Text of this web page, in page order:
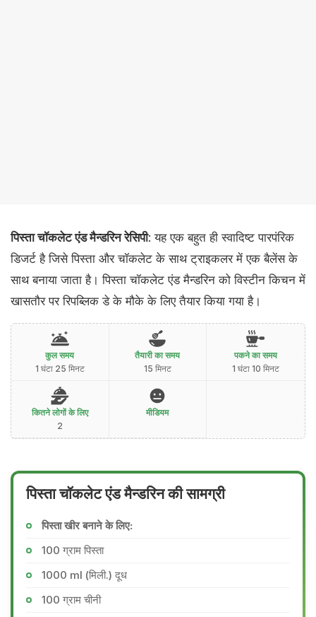
पिस्ता चॉकलेट एंड मैन्डरिन रेसिपी: यह एक बहुत ही स्वादिष्ट पारपंरिक
डिजर्ट है जिसे पिस्ता और चॉकलेट के साथ ट्राइकलर में एक बैलेंस के
साथ बनाया जाता है। पिस्ता चॉकलेट एंड मैन्डरिन को विस्टीन किचन में
खासतौर पर रिपब्लिक डे के मौके के लिए तैयार किया गया है।
कुल समय
1 घंटा 25 मिनट
तैयारी का समय
15 मिनट
पकने का समय
1 घंटा 10 मिनट
कितने लोगों के लिए
2
मीडियम
पिस्ता चॉकलेट एंड मैन्डरिन की सामग्री
पिस्ता खीर बनाने के लिए:
100 ग्राम पिस्ता
1000 ml (मिली.) दूध
100 ग्राम चीनी